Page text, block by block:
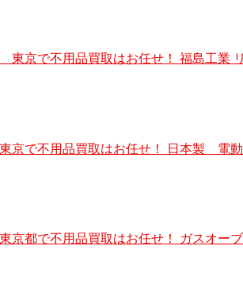
京で不用品買取はお任せ！ 福島工業
京で不用品買取はお任せ！ 日本製 電
京都で不用品買取はお任せ！ ガス